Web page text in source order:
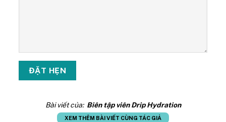
Bài viết của: Biên tập viên Drip Hydration
XEM THÊM BÀI VIẾT CÙNG TÁC GIẢ